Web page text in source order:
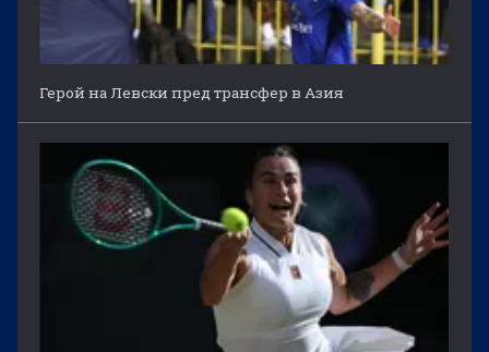
Герой на Левски пред трансфер в Азия